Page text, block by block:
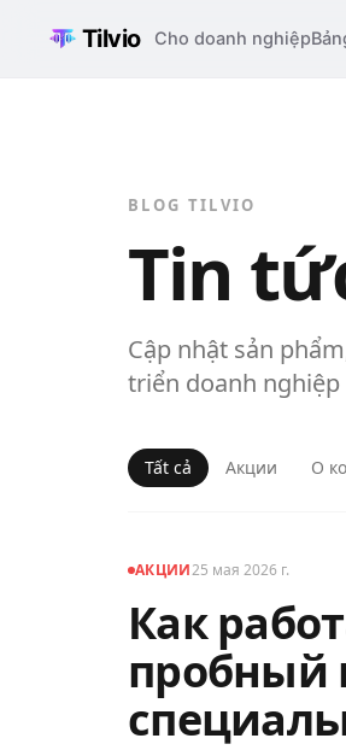
Tilvio Cho doanh nghiệp
BLOG TILVIO
Tin
Cập nhật sản
triển doanh nghiệp
Tất cả Акции О
АКЦИИ25 мая 2026 г.
Как
пробный